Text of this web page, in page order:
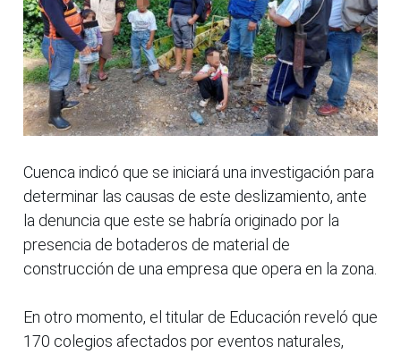
Cuenca indicó que se iniciará una investigación para
determinar las causas de este deslizamiento, ante
la denuncia que este se habría originado por la
presencia de botaderos de material de
construcción de una empresa que opera en la zona.
En otro momento, el titular de Educación reveló que
170 colegios afectados por eventos naturales,